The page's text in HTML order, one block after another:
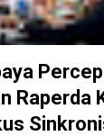
Raperda